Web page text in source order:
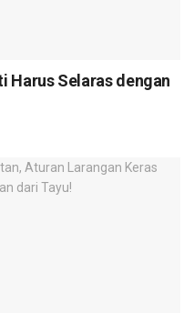
Harus Selaras dengan